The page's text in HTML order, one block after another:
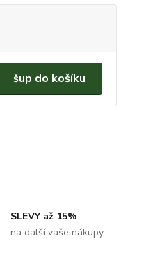
šup do košíku
SLEVY až 15%
na další vaše nákupy